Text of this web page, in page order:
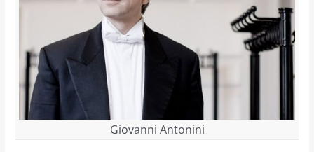
Giovanni Antonini